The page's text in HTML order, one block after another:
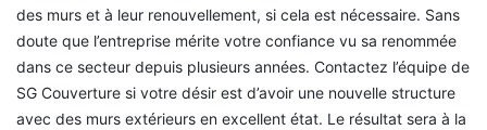
des murs et à leur renouvellement, si cela est nécessaire. Sans
doute que l’entreprise mérite votre confiance vu sa renommée
dans ce secteur depuis plusieurs années. Contactez l’équipe de
SG Couverture si votre désir est d’avoir une nouvelle structure
avec des murs extérieurs en excellent état. Le résultat sera à la